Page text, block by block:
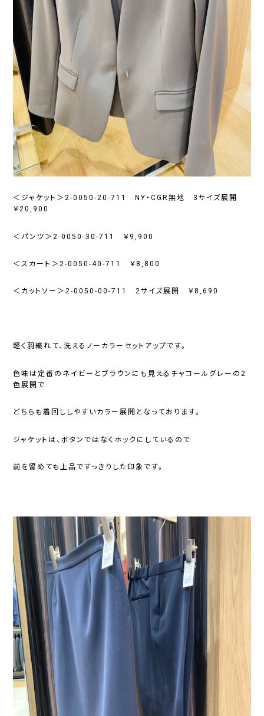
＜ジャケット＞2-0050-20-711 NY・CGR無地 3サイズ展開
￥20,900
＜パンツ＞2-0050-30-711 ￥9,900
＜スカート＞2-0050-40-711 ￥8,800
＜カットソー＞2-0050-00-711 2サイズ展開 ￥8,690
軽く羽織れて、洗えるノーカラーセットアップです。
色味は定番のネイビーとブラウンにも見えるチャコールグレーの2
色展開で
どちらも着回ししやすいカラー展開となっております。
ジャケットは、ボタンではなくホックにしているので
前を留めても上品ですっきりした印象です。